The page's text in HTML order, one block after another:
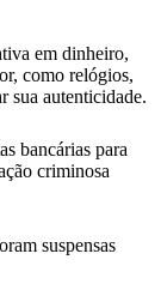
em dinheiro,
como relógios,
sua autenticidade.
bancárias para
criminosa
suspensas